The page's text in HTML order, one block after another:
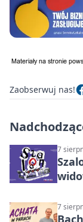
Zaobserwuj nas!
7
7